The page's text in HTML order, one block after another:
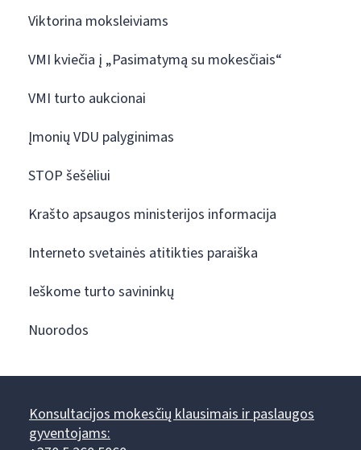
Viktorina moksleiviams
VMI kviečia į „Pasimatymą su mokesčiais“
VMI turto aukcionai
Įmonių VDU palyginimas
STOP šešėliui
Krašto apsaugos ministerijos informacija
Interneto svetainės atitikties paraiška
Ieškome turto savininkų
Nuorodos
Konsultacijos mokesčių klausimais ir paslaugos
gyventojams: